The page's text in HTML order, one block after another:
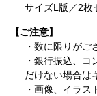
サイズL版／2枚
【ご注意】
・数に限りがご
・銀行振込、
だけない場合は
・画像、イラ